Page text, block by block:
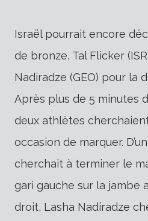
Israël pourrait encore
de bronze, Tal Flicker
Nadiradze (GEO) pour la
Après plus de 5 minutes
deux athlètes
occasion de marquer.
cherchait à terminer le
gari gauche sur la jambe
droit, Lasha Nadiradze